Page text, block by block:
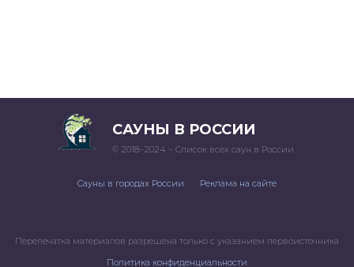
САУНЫ В РОССИИ
© 2018–2024 – Список всех саун в России
Сауны в городах России Реклама на сайте
Перепечатка материалов разрешена только с указанием первоисточника
Политика конфиденциальности